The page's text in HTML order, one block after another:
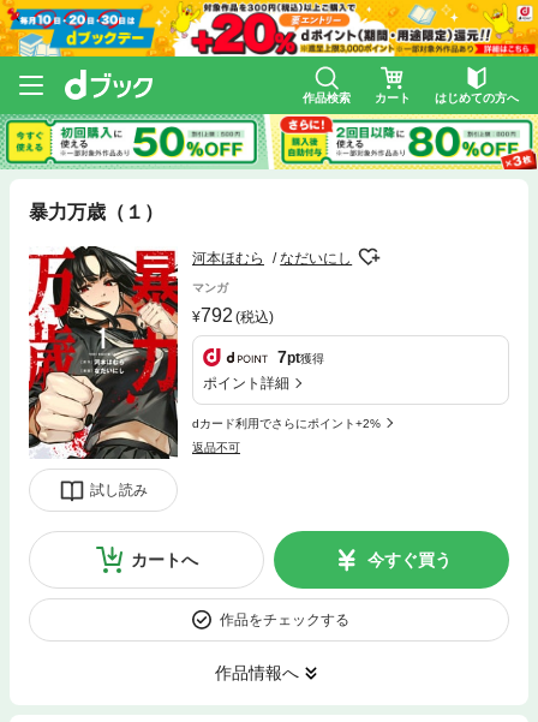
作品検索 カート はじめての方へ
暴力万歳（１）
試し読み
河本ほむら なだいにし
マンガ
792 (税込)
7pt獲得
ポイント詳細
dカード利用でさらにポイント+2%
返品不可
カートへ 今すぐ買う
作品をチェックする
作品情報へ